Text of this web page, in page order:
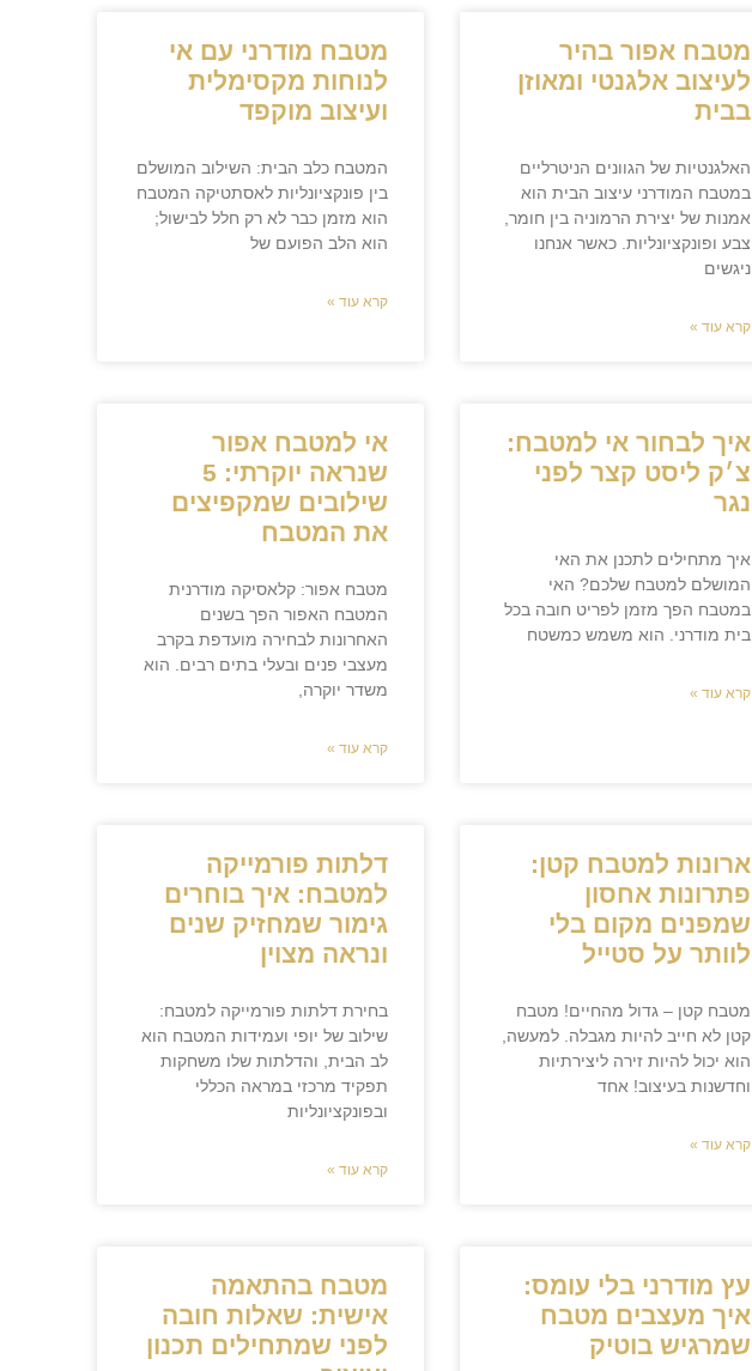
מטבח אפור בהיר
לעיצוב אלגנטי ומאוזן
בבית
האלגנטיות של הגוונים הניטרליים
במטבח המודרני עיצוב הבית הוא
אמנות של יצירת הרמוניה בין חומר,
צבע ופונקציונליות. כאשר אנחנו
ניגשים
קרא עוד »
מטבח מודרני עם אי
לנוחות מקסימלית
ועיצוב מוקפד
המטבח כלב הבית: השילוב המושלם
בין פונקציונליות לאסתטיקה המטבח
הוא מזמן כבר לא רק חלל לבישול;
הוא הלב הפועם של
קרא עוד »
איך לבחור אי למטבח:
צ׳ק ליסט קצר לפני
נגר
איך מתחילים לתכנן את האי
המושלם למטבח שלכם? האי
במטבח הפך מזמן לפריט חובה בכל
בית מודרני. הוא משמש כמשטח
קרא עוד »
אי למטבח אפור
שנראה יוקרתי: 5
שילובים שמקפיצים
את המטבח
מטבח אפור: קלאסיקה מודרנית
המטבח האפור הפך בשנים
האחרונות לבחירה מועדפת בקרב
מעצבי פנים ובעלי בתים רבים. הוא
משדר יוקרה,
קרא עוד »
ארונות למטבח קטן:
פתרונות אחסון
שמפנים מקום בלי
לוותר על סטייל
מטבח קטן – גדול מהחיים! מטבח
קטן לא חייב להיות מגבלה. למעשה,
הוא יכול להיות זירה ליצירתיות
וחדשנות בעיצוב! אחד
קרא עוד »
דלתות פורמייקה
למטבח: איך בוחרים
גימור שמחזיק שנים
ונראה מצוין
בחירת דלתות פורמייקה למטבח:
שילוב של יופי ועמידות המטבח הוא
לב הבית, והדלתות שלו משחקות
תפקיד מרכזי במראה הכללי
ובפונקציונליות
קרא עוד »
עץ מודרני בלי עומס:
איך מעצבים מטבח
שמרגיש בוטיק
מטבח בהתאמה
אישית: שאלות חובה
לפני שמתחילים תכנון